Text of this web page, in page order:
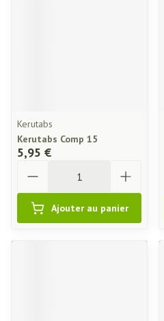
Kerutabs
Kerutabs Comp 15
5,95 €
Ajouter au panier